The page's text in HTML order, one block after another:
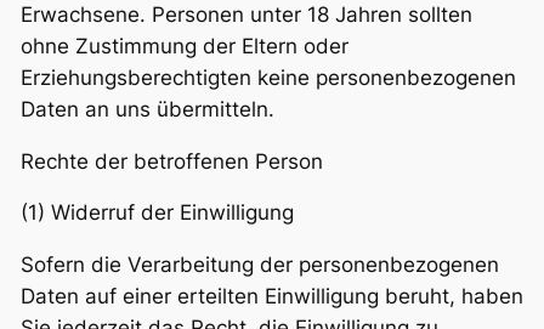
Erwachsene. Personen unter 18 Jahren sollten
ohne Zustimmung der Eltern oder
Erziehungsberechtigten keine personenbezogenen
Daten an uns übermitteln.
Rechte der betroffenen Person
(1) Widerruf der Einwilligung
Sofern die Verarbeitung der personenbezogenen
Daten auf einer erteilten Einwilligung beruht, haben